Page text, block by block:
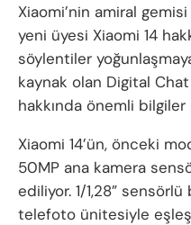
Xiaomi’nin amiral gemisi
yeni üyesi Xiaomi 14
söylentiler
kaynak olan Digital
hakkında önemli bilgiler
Xiaomi 14’ün, önceki
50MP ana kamera
ediliyor. 1/1,28”
telefoto ünitesiyle